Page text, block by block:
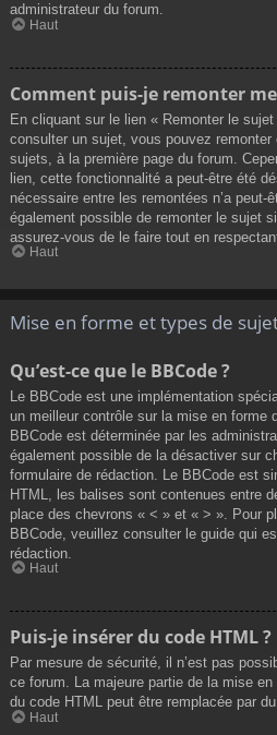
administrateur du forum.
Haut
Comment puis-je remonter
En cliquant sur le lien « Remonter le
consulter un sujet, vous pouvez
sujets, à la première page du forum.
lien, cette fonctionnalité a peut-être été
nécessaire entre les remontées n’a
également possible de remonter le sujet
assurez-vous de le faire tout en
Haut
Mise en forme et types de
Qu’est-ce que le BBCode ?
Le BBCode est une implémentation
un meilleur contrôle sur la mise en forme
BBCode est déterminée par les
également possible de la désactiver sur
formulaire de rédaction. Le BBCode est
HTML, les balises sont contenues entre
place des chevrons « < » et « > ». Pour
BBCode, veuillez consulter le guide qui
rédaction.
Haut
Puis-je insérer du code HTML ?
Par mesure de sécurité, il n’est pas
ce forum. La majeure partie de la mise
du code HTML peut être remplacée par
Haut